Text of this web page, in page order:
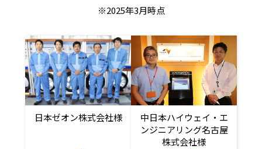
※2025年3月時点
日本ゼオン株式会社様
中日本ハイウェイ・エ
ンジニアリング名古屋
株式会社様